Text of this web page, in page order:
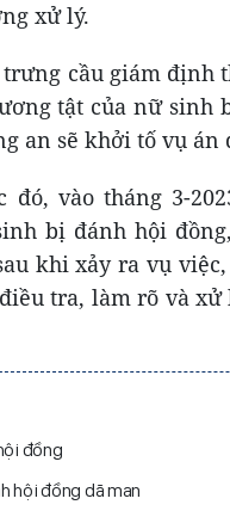
xử lý.
cầu giám định
tật của nữ sinh
an sẽ khởi tố vụ án
đó, vào tháng 3-
bị đánh hội
khi xảy ra vụ
tra, làm rõ và xử
đồng
hội đồng dã man